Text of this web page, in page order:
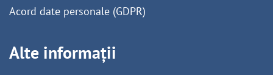
Acord date personale (GDPR)
Alte informații